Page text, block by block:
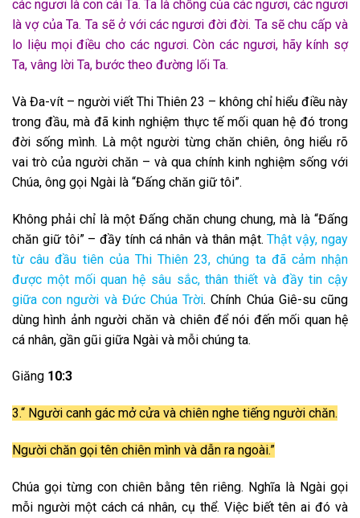
các ngươi là con cái Ta. Ta là chồng của các ngươi, các ngươi
là vợ của Ta. Ta sẽ ở với các ngươi đời đời. Ta sẽ chu cấp và
lo liệu mọi điều cho các ngươi. Còn các ngươi, hãy kính sợ
Ta, vâng lời Ta, bước theo đường lối Ta.
Và Đa-vít – người viết Thi Thiên 23 – không chỉ hiểu điều này
trong đầu, mà đã kinh nghiệm thực tế mối quan hệ đó trong
đời sống mình. Là một người từng chăn chiên, ông hiểu rõ
vai trò của người chăn – và qua chính kinh nghiệm sống với
Chúa, ông gọi Ngài là “Đấng chăn giữ tôi”.
Không phải chỉ là một Đấng chăn chung chung, mà là “Đấng
chăn giữ tôi” – đầy tính cá nhân và thân mật.Thật vậy, ngay
từ câu đầu tiên của Thi Thiên 23, chúng ta đã cảm nhận
được một mối quan hệ sâu sắc, thân thiết và đầy tin cậy
giữa con người và Đức Chúa Trời. Chính Chúa Giê-su cũng
dùng hình ảnh người chăn và chiên để nói đến mối quan hệ
cá nhân, gần gũi giữa Ngài và mỗi chúng ta.
Giăng 10:3
3.“ Người canh gác mở cửa và chiên nghe tiếng người chăn.
Người chăn gọi tên chiên mình và dẫn ra ngoài.”
Chúa gọi từng con chiên bằng tên riêng. Nghĩa là Ngài gọi
mỗi người một cách cá nhân, cụ thể. Việc biết tên ai đó và